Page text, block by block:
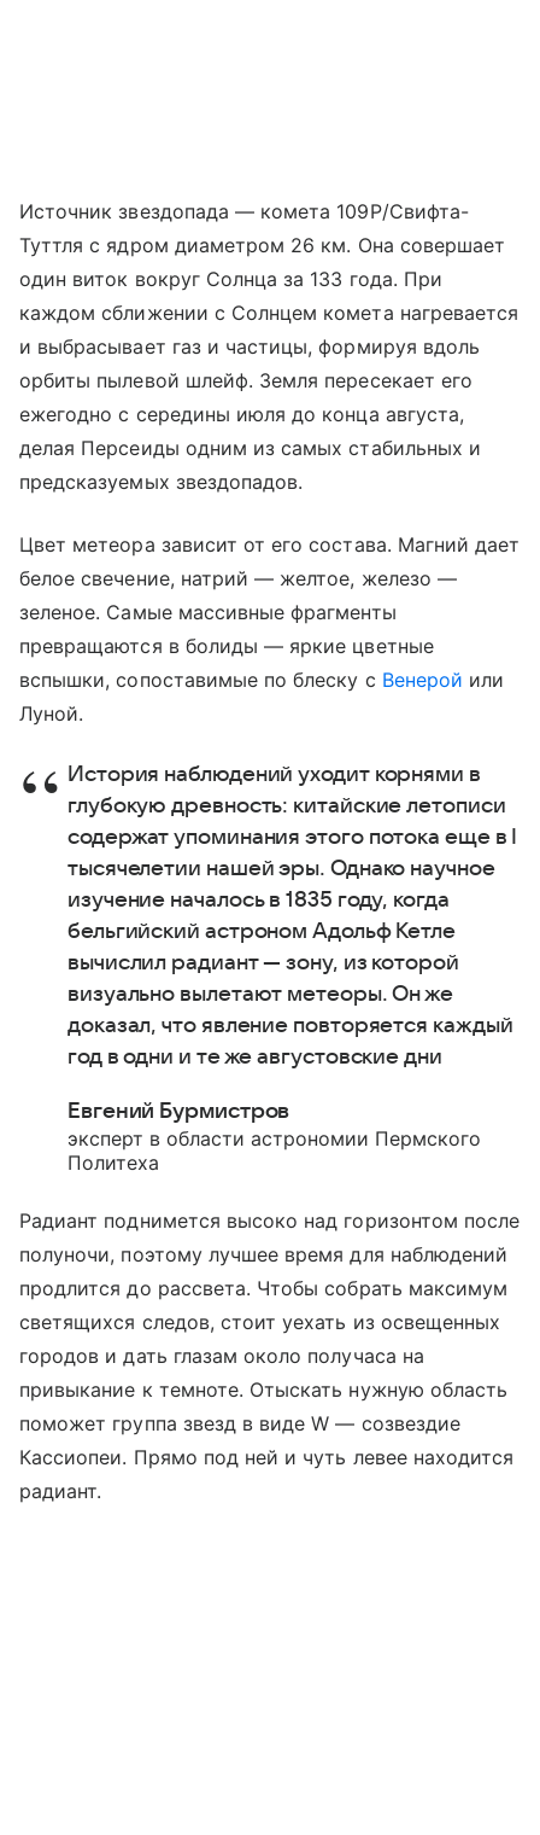
Источник звездопада — комета 109P/Свифта-
Туттля с ядром диаметром 26 км. Она совершает
один виток вокруг Солнца за 133 года. При
каждом сближении с Солнцем комета нагревается
и выбрасывает газ и частицы, формируя вдоль
орбиты пылевой шлейф. Земля пересекает его
ежегодно с середины июля до конца августа,
делая Персеиды одним из самых стабильных и
предсказуемых звездопадов.
Цвет метеора зависит от его состава. Магний дает
белое свечение, натрий — желтое, железо —
зеленое. Самые массивные фрагменты
превращаются в болиды — яркие цветные
вспышки, сопоставимые по блеску с Венерой или
Луной.
История наблюдений уходит корнями в
глубокую древность: китайские летописи
содержат упоминания этого потока еще в I
тысячелетии нашей эры. Однако научное
изучение началось в 1835 году, когда
бельгийский астроном Адольф Кетле
вычислил радиант — зону, из которой
визуально вылетают метеоры. Он же
доказал, что явление повторяется каждый
год в одни и те же августовские дни
Евгений Бурмистров
эксперт в области астрономии Пермского
Политеха
Радиант поднимется высоко над горизонтом после
полуночи, поэтому лучшее время для наблюдений
продлится до рассвета. Чтобы собрать максимум
светящихся следов, стоит уехать из освещенных
городов и дать глазам около получаса на
привыкание к темноте. Отыскать нужную область
поможет группа звезд в виде W — созвездие
Кассиопеи. Прямо под ней и чуть левее находится
радиант.